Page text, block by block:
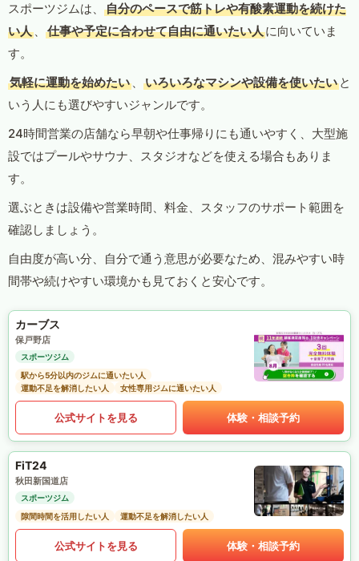
スポーツジムは、
自分のペースで筋トレや有酸素運動を続けた
い人 、 仕事や予定に合わせて自由に通いたい人に向いていま
す。
気軽に運動を始めたい 、 いろいろなマシンや設備を使いたい と
いう人にも選びやすいジャンルです。
24時間営業の店舗なら早朝や仕事帰りにも通いやすく、大型施
設ではプールやサウナ、スタジオなどを使える場合もありま
す。
選ぶときは設備や営業時間、料金、スタッフのサポート範囲を
確認しましょう。
自由度が高い分、自分で通う意思が必要なため、混みやすい時
間帯や続けやすい環境かも見ておくと安心です。
カーブス
保戸野店
スポーツジム
駅から5分以内のジムに通いたい人
運動不足を解消したい人
女性専用ジムに通いたい人
公式サイトを見る 体験・相談予約
FiT24
秋田新国道店
スポーツジム
隙間時間を活用したい人
運動不足を解消したい人
公式サイトを見る 体験・相談予約